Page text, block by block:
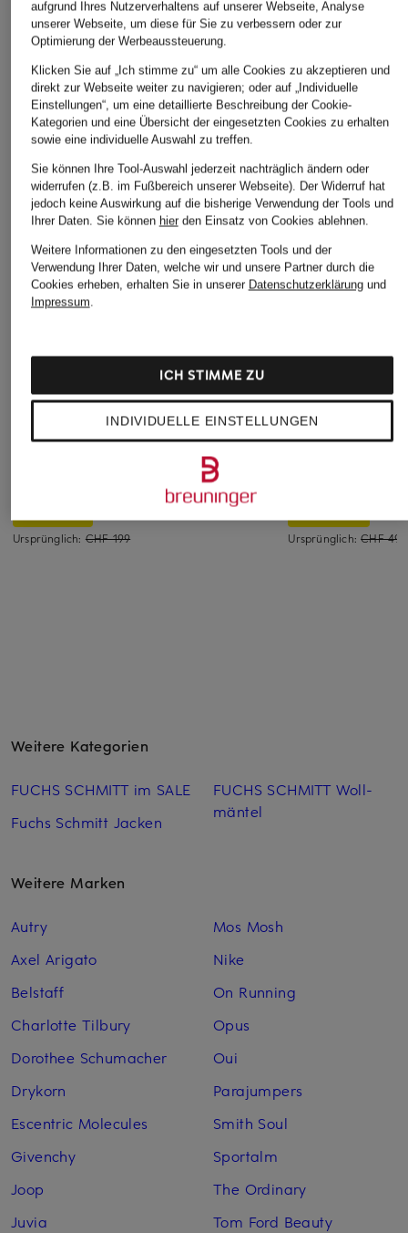
Ursprünglich: CHF 199
No.1 Como
Regenjacke BARLETTA
CHF 219
Ursprünglich:CHF 499
Weitere Kategorien
FUCHS SCHMITT im SALE
Fuchs Schmitt Jacken
FUCHS SCHMITT Woll­
mäntel
Weitere Marken
Autry
Axel Arigato
Belstaff
Charlotte Tilbury
Dorothee Schumacher
Drykorn
Escentric Molecules
Givenchy
Joop
Juvia
Mos Mosh
Nike
On Running
Opus
Oui
Parajumpers
Smith Soul
Sportalm
The Ordinary
Tom Ford Beauty
aufgrund Ihres Nutzerverhaltens auf unserer Webseite, Analyse
unserer Webseite, um diese für Sie zu verbessern oder zur
Optimierung der Werbeaussteuerung.
Klicken Sie auf „Ich stimme zu“ um alle Cookies zu akzeptieren und
direkt zur Webseite weiter zu navigieren; oder auf „Individuelle
Einstellungen“, um eine detaillierte Beschreibung der Cookie-
Kategorien und eine Übersicht der eingesetzten Cookies zu erhalten
sowie eine individuelle Auswahl zu treffen.
Sie können Ihre Tool-Auswahl jederzeit nachträglich ändern oder
widerrufen (z.B. im Fußbereich unserer Webseite). Der Widerruf hat
jedoch keine Auswirkung auf die bisherige Verwendung der Tools und
Ihrer Daten. Sie können hierden Einsatz von Cookies ablehnen.
Weitere Informationen zu den eingesetzten Tools und der
Verwendung Ihrer Daten, welche wir und unsere Partner durch die
Cookies erheben, erhalten Sie in unserer Datenschutzerklärungund
Impressum.
INDIVIDUELLE EINSTELLUNGEN
ICH STIMME ZU